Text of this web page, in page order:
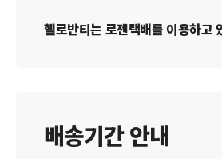
헬로반티는 로젠택배를 이용하고
배송기간 안내